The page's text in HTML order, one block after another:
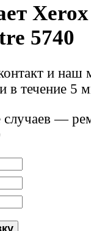
Xerox
5740
и наш
в течение 5
—